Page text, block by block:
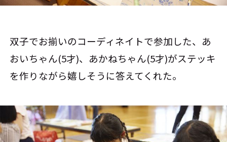
双子でお揃いのコーディネイトで参加した、あ
おいちゃん(5才)、あかねちゃん(5才)がステッキ
を作りながら嬉しそうに答えてくれた。